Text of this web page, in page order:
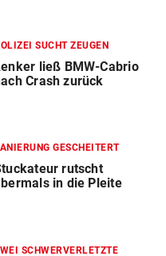
SUCHT ZEUGEN
ließ BMW-Cabrio
Crash zurück
GESCHEITERT
rutscht
in die Pleite
SCHWERVERLETZTE